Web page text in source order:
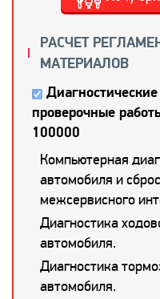
РАСЧЕТ
МАТЕРИАЛОВ
проверочные
100000
Компьютерная
автомобиля и сброс
межсервисного
Диагностика
автомобиля.
Диагностика
автомобиля.